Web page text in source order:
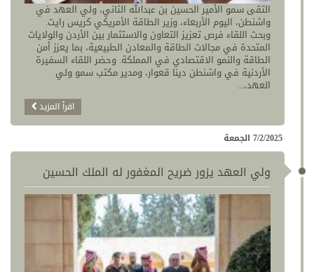
التقى سمو الأمير الحسين بن عبدالله الثاني، ولي العهد في
واشنطن، اليوم الأربعاء، وزير الطاقة الأمريكي كريس رايت.
وبحث اللقاء فرص تعزيز التعاون والاستثمار بين الأردن والولايات
المتحدة في مجالات الطاقة والمعادن الطبيعية، بما يعزز أمن
الطاقة والنمو الاقتصادي في المملكة. وحضر اللقاء السفيرة
الأردنية في واشنطن دينا قعوار، ومدير مكتب سمو ولي
العهد،...
اقرأ المزيد
7/2/2025 الجمعة
ولي العهد يزور ضريح المغفور له الملك الحسين